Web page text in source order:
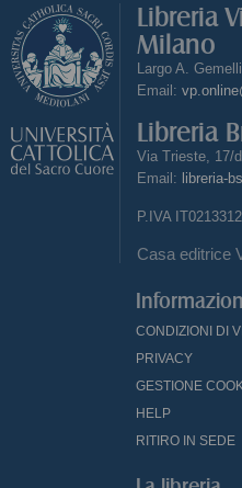
Libreria
Milano
Largo A.
Email:
Libreria
Via Trieste, 17/
Email: libreria-
P.IVA
Casa editrice
CONDIZIONI DI
PRIVACY
GESTIONE
HELP
RITIRO IN SEDE